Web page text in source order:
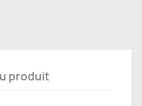
produit